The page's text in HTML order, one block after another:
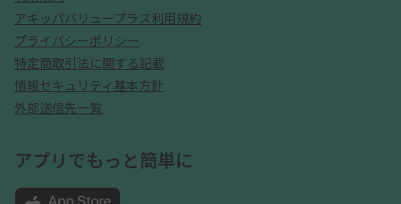
アキッパバリュープラス利用規約
プライバシーポリシー
特定商取引法に関する記載
情報セキュリティ基本方針
外部送信先一覧
アプリでもっと簡単に